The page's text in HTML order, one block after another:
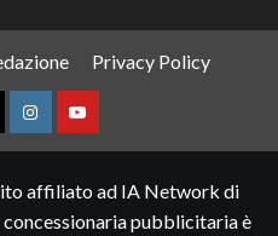
Privacy Policy
InstagramYouTube
affiliato ad IA Network di
pubblicitaria è